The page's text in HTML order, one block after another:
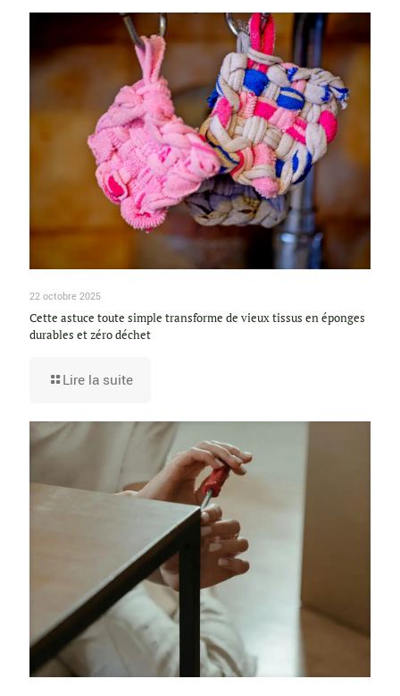
22 octobre 2025
Cette astuce toute simple transforme de vieux tissus en éponges
durables et zéro déchet
Lire la suite